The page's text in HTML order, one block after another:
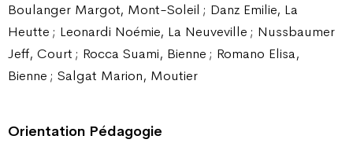
Boulanger Margot, Mont-Soleil ; Danz Emilie, La
Heutte ; Leonardi Noémie, La Neuveville ; Nussbaumer
Jeff, Court ; Rocca Suami, Bienne ; Romano Elisa,
Bienne ; Salgat Marion, Moutier
Orientation Pédagogie